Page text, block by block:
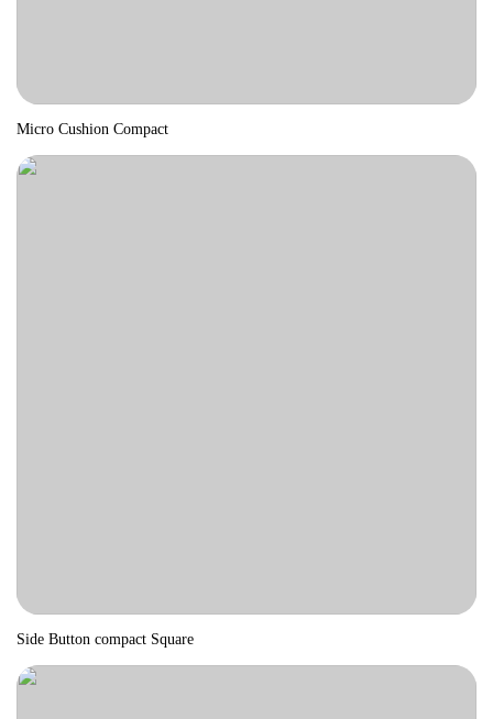
Micro Cushion Compact
Side Button compact Square